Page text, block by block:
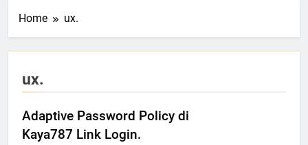
Home ux.
ux.
Adaptive Password Policy di
Kaya787 Link Login.